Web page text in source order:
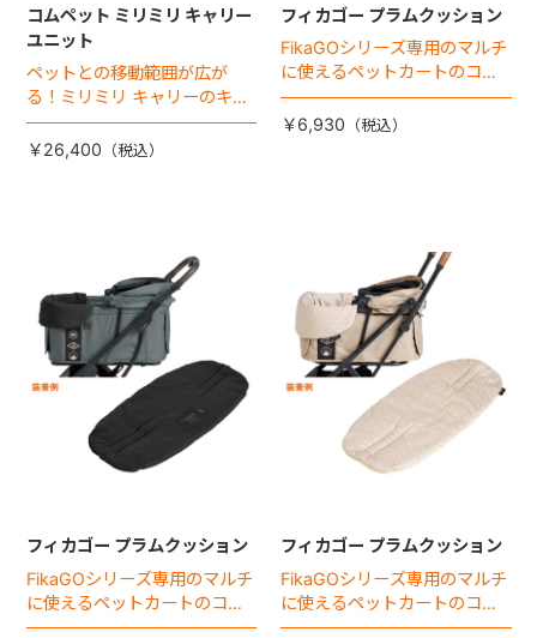
コムペット ミリミリ キャリー
ユニット
ペットとの移動範囲が広が
る！ミリミリ キャリーのキャ
リー部単品が登場！
￥26,400
フィカゴー プラムクッション
FikaGOシリーズ専用のマルチ
に使えるペットカートのコー
ナークッション登場。
￥6,930
フィカゴー プラムクッション
FikaGOシリーズ専用のマルチ
に使えるペットカートのコー
ナークッション登場。
フィカゴー プラムクッション
FikaGOシリーズ専用のマルチ
に使えるペットカートのコー
ナークッション登場。